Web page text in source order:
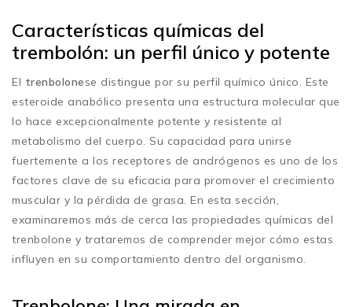
Características químicas del
trembolón: un perfil único y potente
El trenbolonese distingue por su perfil químico único. Este
esteroide anabólico presenta una estructura molecular que
lo hace excepcionalmente potente y resistente al
metabolismo del cuerpo. Su capacidad para unirse
fuertemente a los receptores de andrógenos es uno de los
factores clave de su eficacia para promover el crecimiento
muscular y la pérdida de grasa. En esta sección,
examinaremos más de cerca las propiedades químicas del
trenbolone y trataremos de comprender mejor cómo estas
influyen en su comportamiento dentro del organismo.